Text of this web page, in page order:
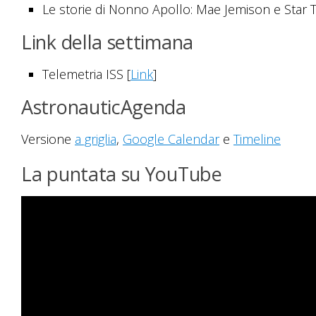
Le storie di Nonno Apollo: Mae Jemison e Star
Link della settimana
Telemetria ISS [Link]
AstronauticAgenda
Versione a griglia, Google Calendare Timeline
La puntata su YouTube